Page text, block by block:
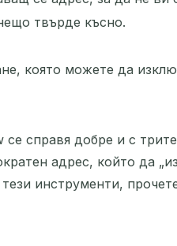
твърде късно.
която можете да
се справя добре и с
адрес, който да
инструменти,